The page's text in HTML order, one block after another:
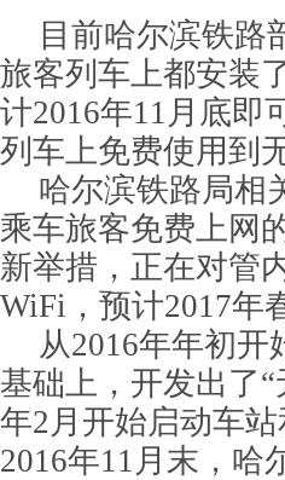
目前哈尔滨铁路
旅客列车上都安装
计2016年11月底即
列车上免费使用到
哈尔滨铁路局相
乘车旅客免费上网
新举措，正在对管
WiFi，预计2017年
从2016年年初
基础上，开发出了
年2月开始启动车
2016年11月末，哈